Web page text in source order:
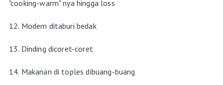
"cooking-warm" nya hingga loss
12. Modem ditaburi bedak
13. Dinding dicoret-coret
14. Makanan di toples dibuang-buang